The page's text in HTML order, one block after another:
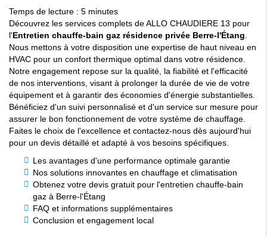
Temps de lecture : 5 minutes
Découvrez les services complets de ALLO CHAUDIERE 13 pour
l'Entretien chauffe-bain gaz résidence privée Berre-l'Étang.
Nous mettons à votre disposition une expertise de haut niveau en
HVAC pour un confort thermique optimal dans votre résidence.
Notre engagement repose sur la qualité, la fiabilité et l'efficacité
de nos interventions, visant à prolonger la durée de vie de votre
équipement et à garantir des économies d'énergie substantielles.
Bénéficiez d'un suivi personnalisé et d'un service sur mesure pour
assurer le bon fonctionnement de votre système de chauffage.
Faites le choix de l'excellence et contactez-nous dès aujourd'hui
pour un devis détaillé et adapté à vos besoins spécifiques.
Les avantages d'une performance optimale garantie
Nos solutions innovantes en chauffage et climatisation
Obtenez votre devis gratuit pour l'entretien chauffe-bain
gaz à Berre-l'Étang
FAQ et informations supplémentaires
Conclusion et engagement local